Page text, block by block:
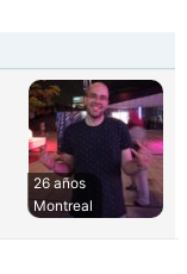
26 años
Montreal